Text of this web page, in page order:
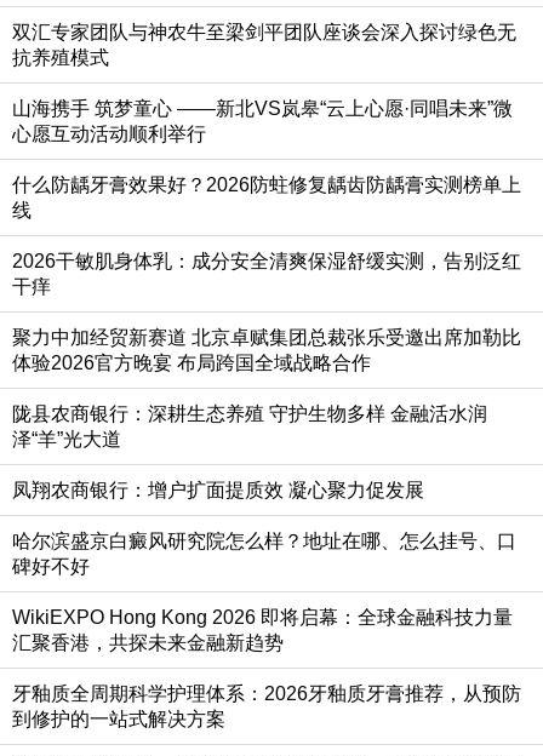
双汇专家团队与神农牛至梁剑平团队座谈会深入探讨绿色无
抗养殖模式
山海携手 筑梦童心 ——新北VS岚皋“云上心愿·同唱未来”微
心愿互动活动顺利举行
什么防龋牙膏效果好？2026防蛀修复龋齿防龋膏实测榜单上
线
2026干敏肌身体乳：成分安全清爽保湿舒缓实测，告别泛红
干痒
聚力中加经贸新赛道 北京卓赋集团总裁张乐受邀出席加勒比
体验2026官方晚宴 布局跨国全域战略合作
陇县农商银行：深耕生态养殖 守护生物多样 金融活水润
泽“羊”光大道
凤翔农商银行：增户扩面提质效 凝心聚力促发展
哈尔滨盛京白癜风研究院怎么样？地址在哪、怎么挂号、口
碑好不好
WikiEXPO Hong Kong 2026 即将启幕：全球金融科技力量
汇聚香港，共探未来金融新趋势
牙釉质全周期科学护理体系：2026牙釉质牙膏推荐，从预防
到修护的一站式解决方案